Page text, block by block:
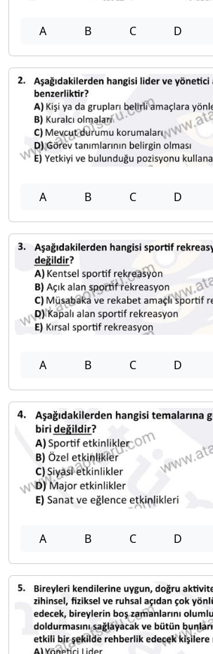
A B C D
A B C D
A B C D
A B C D